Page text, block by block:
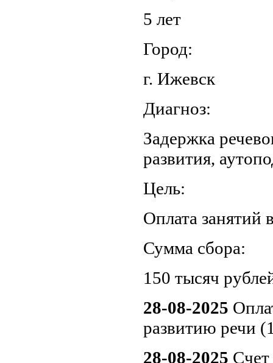
5 лет
Город:
г. Ижевск
Диагноз:
Задержка
развития,
Цель:
Оплата занятий
Сумма сбора:
150 тысяч
28-08-2025
развитию речи
28-08-2025 Счет